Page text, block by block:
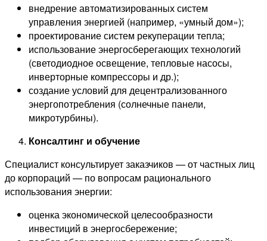
внедрение автоматизированных систем
управления энергией (например, «умный дом»);
проектирование систем рекуперации тепла;
использование энергосберегающих технологий
(светодиодное освещение, тепловые насосы,
инверторные компрессоры и др.);
создание условий для децентрализованного
энергопотребления (солнечные панели,
микротурбины).
Консалтинг и обучение
Специалист консультирует заказчиков — от частных лиц
до корпораций — по вопросам рационального
использования энергии:
оценка экономической целесообразности
инвестиций в энергосбережение;